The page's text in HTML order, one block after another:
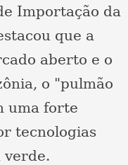
Importação da
que a
aberto e o
o "pulmão
uma forte
tecnologias
verde.